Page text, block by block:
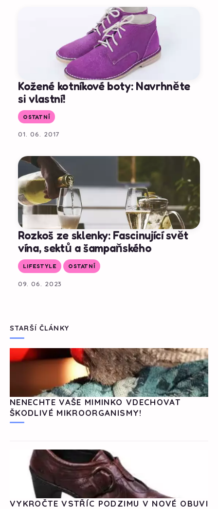
Kožené kotníkové boty: Navrhněte
si vlastní!
OSTATNÍ
01. 06. 2017
Rozkoš ze sklenky: Fascinující svět
vína, sektů a šampaňského
LIFESTYLE OSTATNÍ
09. 06. 2023
STARŠÍ ČLÁNKY
NENECHTE VAŠE MIMINKO VDECHOVAT
ŠKODLIVÉ MIKROORGANISMY!
VYKROČTE VSTŘÍC PODZIMU V NOVÉ OBUVI